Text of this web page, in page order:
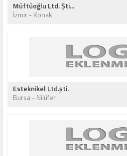
Müftüoğlu Ltd. Şti...
İzmir - Konak
Esteknikel Ltd.şti.
Bursa - Nilüfer